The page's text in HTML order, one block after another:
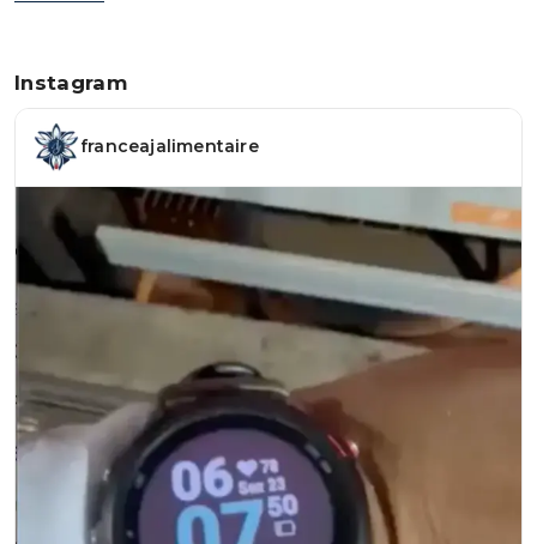
Instagram
franceajalimentaire